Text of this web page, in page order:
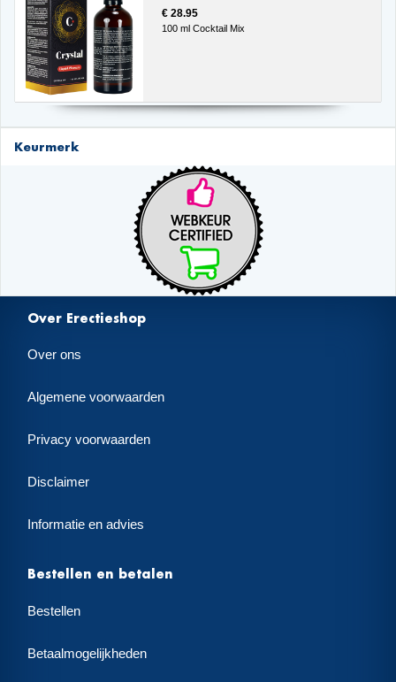
€ 28.95
100 ml Cocktail Mix
Keurmerk
Over Erectieshop
Over ons
Algemene voorwaarden
Privacy voorwaarden
Disclaimer
Informatie en advies
Bestellen en betalen
Bestellen
Betaalmogelijkheden